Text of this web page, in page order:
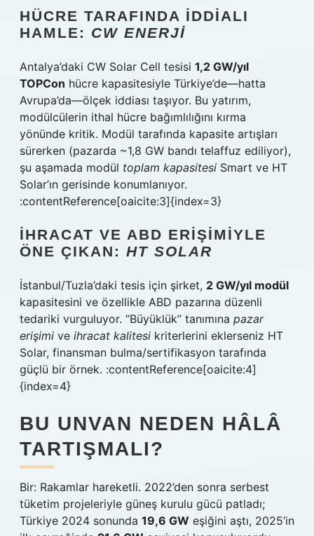
HÜCRE TARAFINDA IDDIALI
HAMLE: CW ENERJI
Antalya’daki CW Solar Cell tesisi 1,2 GW/yıl
TOPCon hücre kapasitesiyle Türkiye’de—hatta
Avrupa’da—ölçek iddiası taşıyor. Bu yatırım,
modülcülerin ithal hücre bağımlılığını kırma
yönünde kritik. Modül tarafında kapasite artışları
sürerken (pazarda ~1,8 GW bandı telaffuz ediliyor),
şu aşamada modül toplam kapasitesi Smart ve HT
Solar’ın gerisinde konumlanıyor.
:contentReference[oaicite:3]{index=3}
İHRACAT VE ABD ERIŞIMIYLE
ÖNE ÇIKAN: HT SOLAR
İstanbul/Tuzla’daki tesis için şirket, 2 GW/yıl modül
kapasitesini ve özellikle ABD pazarına düzenli
tedariki vurguluyor. “Büyüklük” tanımına pazar
erişimi ve ihracat kalitesi kriterlerini eklerseniz HT
Solar, finansman bulma/sertifikasyon tarafında
güçlü bir örnek. :contentReference[oaicite:4]
{index=4}
BU UNVAN NEDEN HÂLÂ
TARTIŞMALI?
Bir: Rakamlar hareketli. 2022’den sonra serbest
tüketim projeleriyle güneş kurulu gücü patladı;
Türkiye 2024 sonunda 19,6 GW eşiğini aştı, 2025’in